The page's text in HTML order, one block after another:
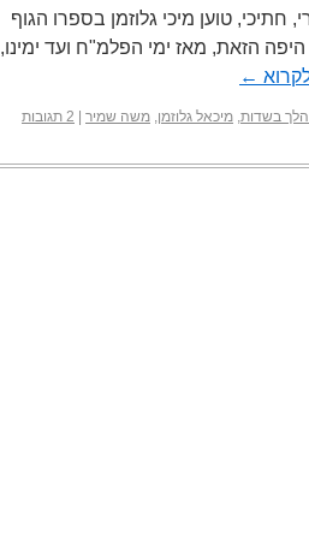
טוען מיכי גלוזמן בספרו הגוף
הזאת, מאז ימי הפלמ"ח ועד ימינו,
←
בשדות, מיכאל גלוזמן, משה שמיר 2 תגובות